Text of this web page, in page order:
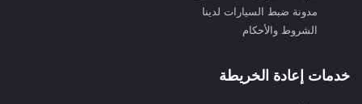
مدونة ضبط السيارات لدينا
الشروط والأحكام
خدمات إعادة الخريطة